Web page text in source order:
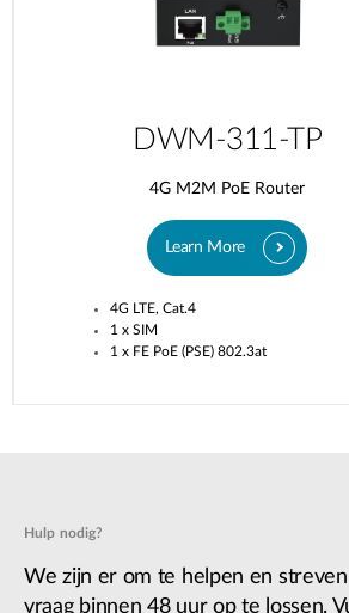
DWM-311-TP
4G M2M PoE Router
Learn More
4G LTE, Cat.4
1 x SIM
1 x FE PoE (PSE) 802.3at
Hulp nodig?
We zijn er om te helpen en
vraag binnen 48 uur op te lossen.